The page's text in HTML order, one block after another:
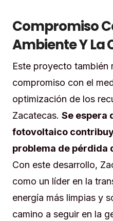
Compromiso
Ambiente Y La
Este proyecto también
compromiso con el
optimización de los
Zacatecas. Se espera
fotovoltaico
problema de pérdida
Con este desarrollo,
como un líder en la
energía más limpias y
camino a seguir en la